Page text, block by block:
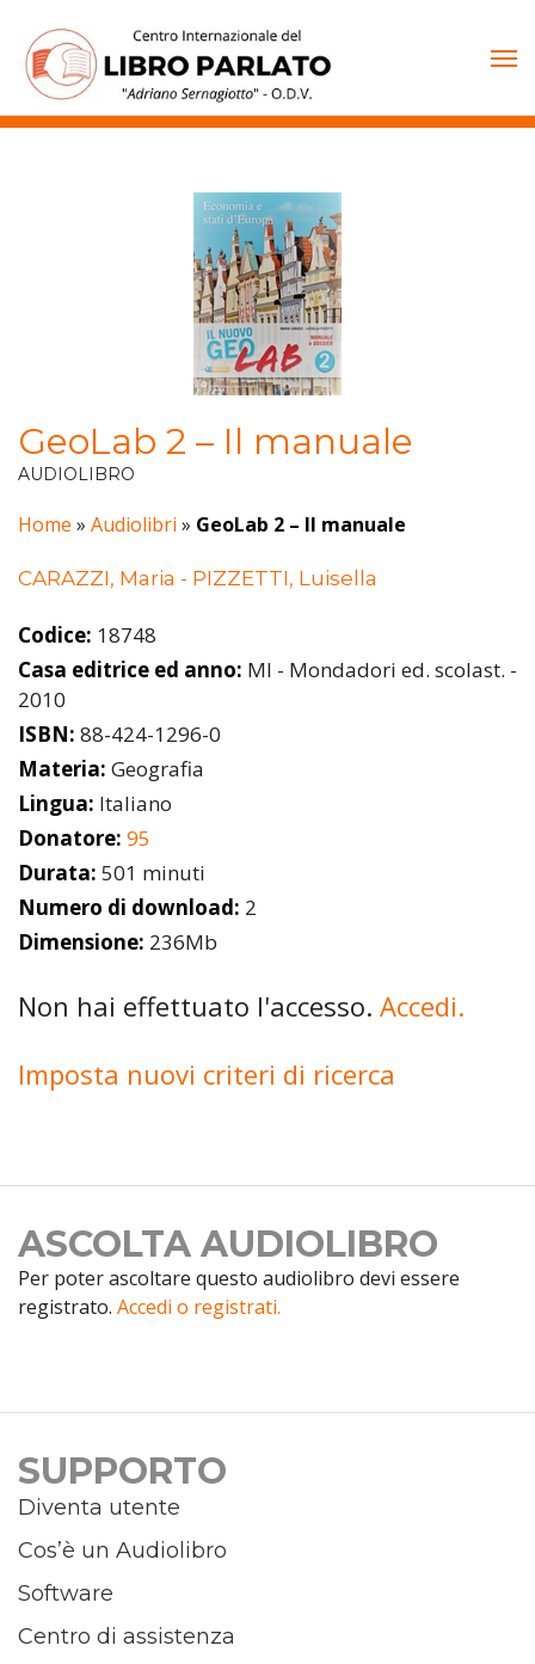
contenuto
GeoLab 2 – Il manuale
AUDIOLIBRO
Home » Audiolibri » GeoLab 2 – Il manuale
CARAZZI, Maria - PIZZETTI, Luisella
Codice: 18748
Casa editrice ed anno: MI - Mondadori ed. scolast. -
2010
ISBN: 88-424-1296-0
Materia: Geografia
Lingua: Italiano
Donatore: 95
Durata: 501 minuti
Numero di download: 2
Dimensione: 236Mb
Non hai effettuato l'accesso. Accedi.
Imposta nuovi criteri di ricerca
ASCOLTA AUDIOLIBRO
Per poter ascoltare questo audiolibro devi essere
registrato. Accedi o registrati.
SUPPORTO
Diventa utente
Cos’è un Audiolibro
Software
Centro di assistenza